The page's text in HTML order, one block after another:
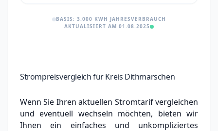
BASIS: 3.000 KWH JAHRESVERBRAUCH
AKTUALISIERT AM 01.08.2025
Strompreisvergleich für Kreis Dithmarschen
Wenn Sie Ihren aktuellen Stromtarif vergleichen
und eventuell wechseln möchten, bieten wir
Ihnen ein einfaches und unkompliziertes